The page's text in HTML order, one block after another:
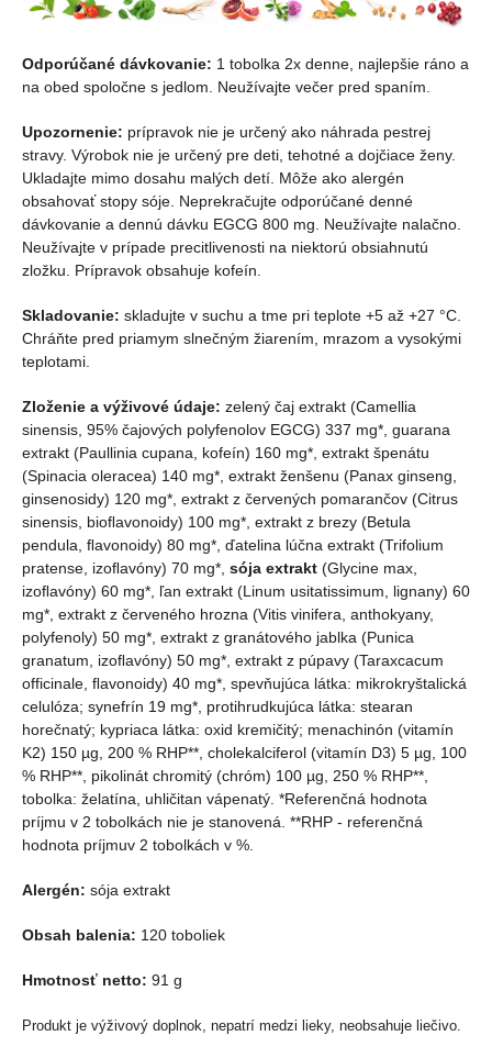
Odporúčané dávkovanie: 1 tobolka 2x denne, najlepšie ráno a
na obed spoločne s jedlom. Neužívajte večer pred spaním.
Upozornenie: prípravok nie je určený ako náhrada pestrej
stravy. Výrobok nie je určený pre deti, tehotné a dojčiace ženy.
Ukladajte mimo dosahu malých detí. Môže ako alergén
obsahovať stopy sóje. Neprekračujte odporúčané denné
dávkovanie a dennú dávku EGCG 800 mg. Neužívajte nalačno.
Neužívajte v prípade precitlivenosti na niektorú obsiahnutú
zložku. Prípravok obsahuje kofeín.
Skladovanie: skladujte v suchu a tme pri teplote +5 až +27 °C.
Chráňte pred priamym slnečným žiarením, mrazom a vysokými
teplotami.
Zloženie a výživové údaje: zelený čaj extrakt (Camellia
sinensis, 95% čajových polyfenolov EGCG) 337 mg*, guarana
extrakt (Paullinia cupana, kofeín) 160 mg*, extrakt špenátu
(Spinacia oleracea) 140 mg*, extrakt ženšenu (Panax ginseng,
ginsenosidy) 120 mg*, extrakt z červených pomarančov (Citrus
sinensis, bioﬂavonoidy) 100 mg*, extrakt z brezy (Betula
pendula, ﬂavonoidy) 80 mg*, ďatelina lúčna extrakt (Trifolium
pratense, izoﬂavóny) 70 mg*, sója extrakt (Glycine max,
izoﬂavóny) 60 mg*, ľan extrakt (Linum usitatissimum, lignany) 60
mg*, extrakt z červeného hrozna (Vitis vinifera, anthokyany,
polyfenoly) 50 mg*, extrakt z granátového jablka (Punica
granatum, izoﬂavóny) 50 mg*, extrakt z púpavy (Taraxcacum
officinale, ﬂavonoidy) 40 mg*, spevňujúca látka: mikrokryštalická
celulóza; synefrín 19 mg*, protihrudkujúca látka: stearan
horečnatý; kypriaca látka: oxid kremičitý; menachinón (vitamín
K2) 150 µg, 200 % RHP**, cholekalciferol (vitamín D3) 5 µg, 100
% RHP**, pikolinát chromitý (chróm) 100 µg, 250 % RHP**,
tobolka: želatína, uhličitan vápenatý. *Referenčná hodnota
príjmu v 2 tobolkách nie je stanovená. **RHP - referenčná
hodnota príjmuv 2 tobolkách v %.
Alergén: sója extrakt
Obsah balenia: 120 toboliek
Hmotnosť netto: 91 g
Produkt je výživový doplnok, nepatrí medzi lieky, neobsahuje liečivo.